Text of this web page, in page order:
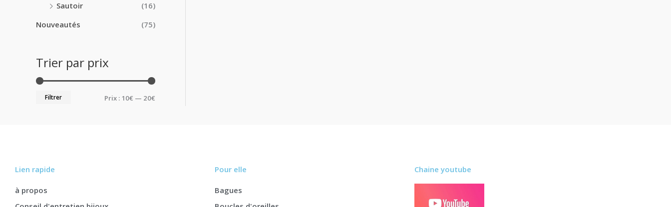
Sautoir
(16)
Nouveautés
(75)
Trier par prix
Filtrer Prix : 10€ — 20€
Lien rapide
à propos
Pour elle
Bagues
Chaine youtube